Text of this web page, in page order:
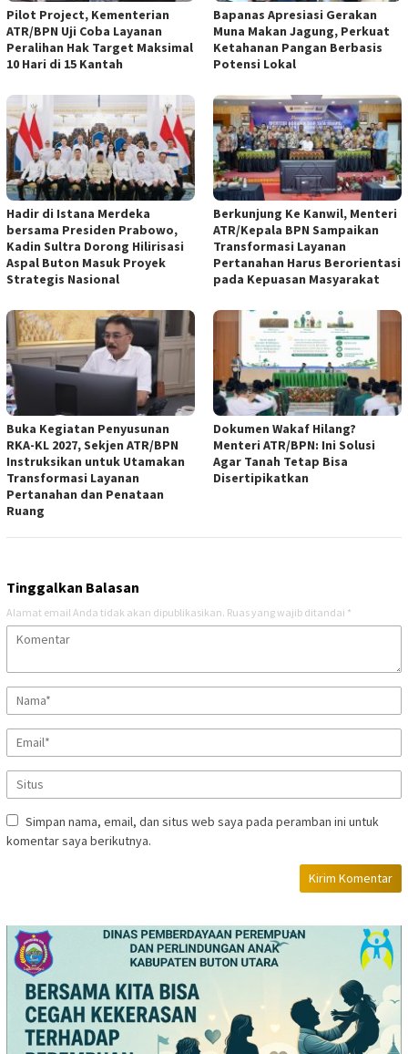
Pilot Project, Kementerian
ATR/BPN Uji Coba Layanan
Peralihan Hak Target Maksimal
10 Hari di 15 Kantah
Bapanas Apresiasi Gerakan
Muna Makan Jagung, Perkuat
Ketahanan Pangan Berbasis
Potensi Lokal
Hadir di Istana Merdeka
bersama Presiden Prabowo,
Kadin Sultra Dorong Hilirisasi
Aspal Buton Masuk Proyek
Strategis Nasional
Berkunjung Ke Kanwil, Menteri
ATR/Kepala BPN Sampaikan
Transformasi Layanan
Pertanahan Harus Berorientasi
pada Kepuasan Masyarakat
Buka Kegiatan Penyusunan
RKA-KL 2027, Sekjen ATR/BPN
Instruksikan untuk Utamakan
Transformasi Layanan
Pertanahan dan Penataan
Ruang
Dokumen Wakaf Hilang?
Menteri ATR/BPN: Ini Solusi
Agar Tanah Tetap Bisa
Disertipikatkan
Tinggalkan Balasan
Alamat email Anda tidak akan dipublikasikan. Ruas yang wajib ditandai *
Simpan nama, email, dan situs web saya pada peramban ini untuk
komentar saya berikutnya.